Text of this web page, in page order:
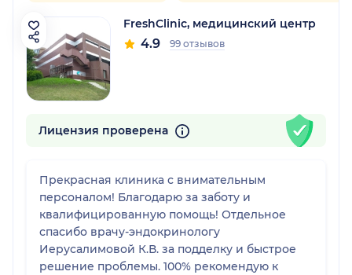
FreshClinic, медицинский центр
4.9 99 отзывов
Лицензия проверена
Прекрасная клиника с внимательным
персоналом! Благодарю за заботу и
квалифицированную помощь! Отдельное
спасибо врачу-эндокринологу
Иерусалимовой К.В. за подделку и быстрое
решение проблемы. 100% рекомендую к